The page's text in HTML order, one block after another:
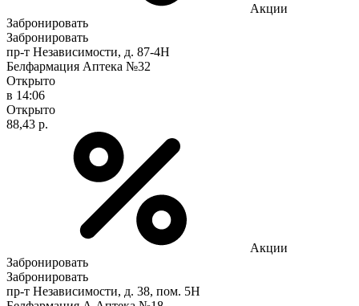
Акции
Забронировать
Забронировать
пр-т Независимости, д. 87-4Н
Белфармация Аптека №32
Открыто
в 14:06
Открыто
88,43 р.
Акции
Забронировать
Забронировать
пр-т Независимости, д. 38, пом. 5Н